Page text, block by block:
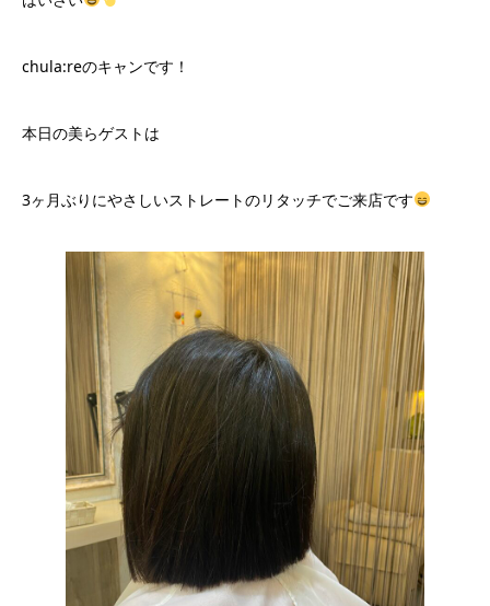
chula:reのキャンです！
本日の美らゲストは
3ヶ月ぶりにやさしいストレートのリタッチでご来店です